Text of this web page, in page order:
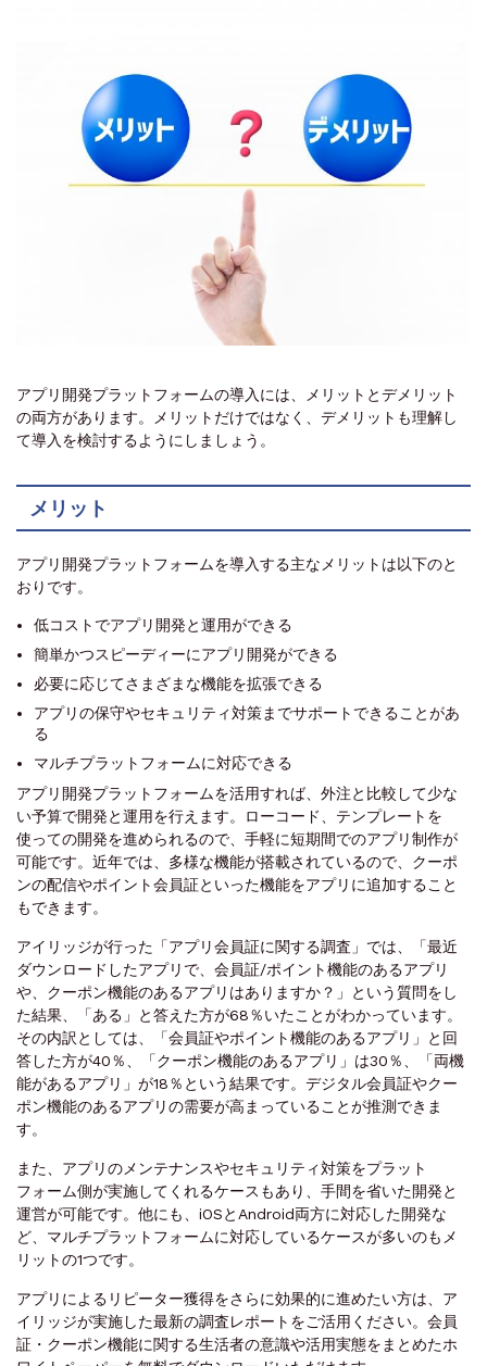
アプリ開発プラットフォームの導入には、メリットとデメリット
の両方があります。メリットだけではなく、デメリットも理解し
て導入を検討するようにしましょう。
メリット
アプリ開発プラットフォームを導入する主なメリットは以下のと
おりです。
低コストでアプリ開発と運用ができる
簡単かつスピーディーにアプリ開発ができる
必要に応じてさまざまな機能を拡張できる
アプリの保守やセキュリティ対策までサポートできることがあ
る
マルチプラットフォームに対応できる
アプリ開発プラットフォームを活用すれば、外注と比較して少な
い予算で開発と運用を行えます。ローコード、テンプレートを
使っての開発を進められるので、手軽に短期間でのアプリ制作が
可能です。近年では、多様な機能が搭載されているので、クーポ
ンの配信やポイント会員証といった機能をアプリに追加すること
もできます。
アイリッジが行った「アプリ会員証に関する調査」では、「最近
ダウンロードしたアプリで、会員証/ポイント機能のあるアプリ
や、クーポン機能のあるアプリはありますか？」という質問をし
た結果、「ある」と答えた方が68％いたことがわかっています。
その内訳としては、「会員証やポイント機能のあるアプリ」と回
答した方が40％、「クーポン機能のあるアプリ」は30％、「両機
能があるアプリ」が18％という結果です。デジタル会員証やクー
ポン機能のあるアプリの需要が高まっていることが推測できま
す。
また、アプリのメンテナンスやセキュリティ対策をプラット
フォーム側が実施してくれるケースもあり、手間を省いた開発と
運営が可能です。他にも、iOSとAndroid両方に対応した開発な
ど、マルチプラットフォームに対応しているケースが多いのもメ
リットの1つです。
アプリによるリピーター獲得をさらに効果的に進めたい方は、ア
イリッジが実施した最新の調査レポートをご活用ください。会員
証・クーポン機能に関する生活者の意識や活用実態をまとめたホ